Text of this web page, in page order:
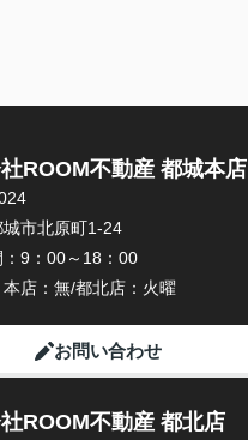
ROOM不動産 都城本店
市北原町1-24
9：00～18：00
本店：無/都北店：火曜
お問い合わせ
ROOM不動産 都北店